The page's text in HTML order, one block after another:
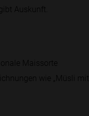
Auskunft.
Maissorte
wie „Müsli mit